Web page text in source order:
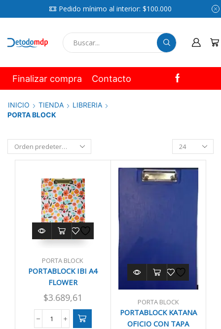
Pedido mínimo al interior: $100.000
Finalizar compra Contacto
INICIO TIENDA
LIBRERIA
PORTA BLOCK
Productos
por
pagina
PORTA BLOCK
PORTABLOCK IBI A4
FLOWER
$3.689,61
PORTABLOCK
PORTA BLOCK
PORTABLOCK KATANA
OFICIO CON TAPA